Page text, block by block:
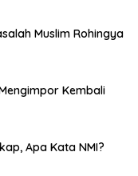
Muslim Rohingya
Kembali
Apa Kata NMI?